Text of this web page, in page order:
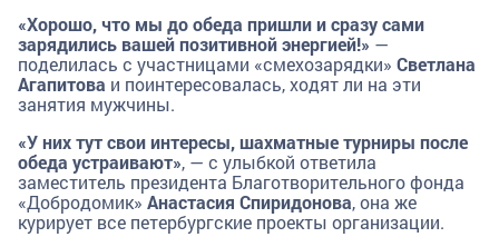
«Хорошо, что мы до обеда пришли и сразу сами
зарядились вашей позитивной энергией!» —
поделилась с участницами «смехозарядки» Светлана
Агапитова и поинтересовалась, ходят ли на эти
занятия мужчины.
«У них тут свои интересы, шахматные турниры после
обеда устраивают», — с улыбкой ответила
заместитель президента Благотворительного фонда
«Добродомик» Анастасия Спиридонова, она же
курирует все петербургские проекты организации.